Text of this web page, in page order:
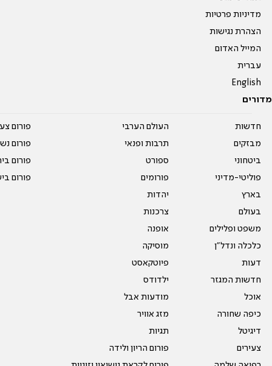
מדיניות פרטיות
הצהרת נגישות
המייל האדום
עברית
English
מדורים
חדשות
מבזקים
ביטחוני
פוליטי-מדיני
בארץ
בעולם
משפט ופלילים
כלכלה ונדל"ן
דעות
חדשות המגזר
אוכל
כיפה שחורה
דיגיטל
צעירים
העולם הערבי
תרבות ופנאי
ספורט
פורומים
יהדות
צרכנות
אופנה
מוסיקה
פיוטקאסט
ילדודס
מודעות אבל
מזג אוויר
תגיות
פורום הריון ולידה
פורום
פורום
פורום
פורום